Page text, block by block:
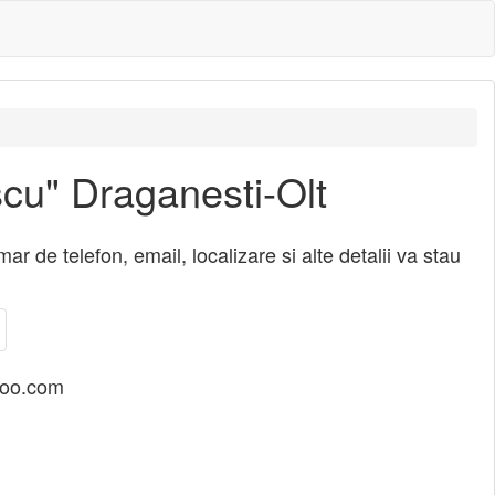
Draganesti-Olt
de telefon, email, localizare si alte detalii va stau